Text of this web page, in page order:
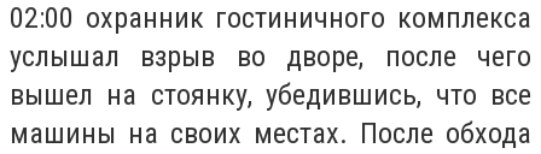
02:00 охранник гостиничного комплекса
услышал взрыв во дворе, после чего
вышел на стоянку, убедившись, что все
машины на своих местах. После обхода